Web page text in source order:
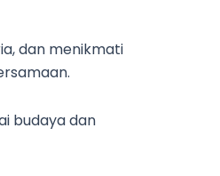
dan menikmati
budaya dan